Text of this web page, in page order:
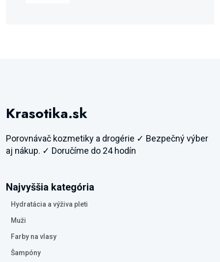
Krasotika.sk
Porovnávač kozmetiky a drogérie ✓ Bezpečný výber
aj nákup. ✓ Doručíme do 24 hodín
Najvyššia kategória
Hydratácia a výživa pleti
Muži
Farby na vlasy
Šampóny